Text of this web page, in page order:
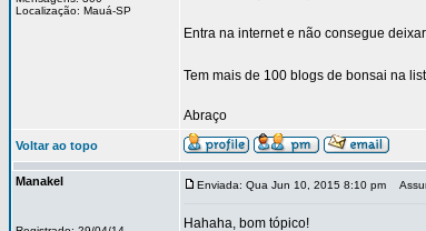
Localização: Mauá-SP
Entra na internet e não consegue
Tem mais de 100 blogs de bonsai na
Abraço
Voltar ao topo
Manakel Enviada: Qua Jun 10, 2015 8:10 pm
Hahaha, bom tópico!